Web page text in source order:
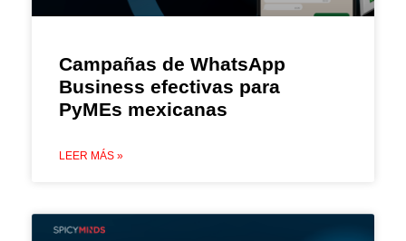
Campañas de WhatsApp
Business efectivas para
PyMEs mexicanas
LEER MÁS »